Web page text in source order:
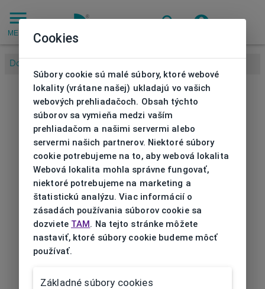
MENU
Domov
Cookies
Súbory cookie sú malé súbory, ktoré webové
lokality (vrátane našej) ukladajú vo vašich
webových prehliadačoch. Obsah týchto
súborov sa vymieňa medzi vaším
prehliadačom a našimi servermi alebo
servermi našich partnerov. Niektoré súbory
cookie potrebujeme na to, aby webová lokalita
Webová lokalita mohla správne fungovať,
niektoré potrebujeme na marketing a
štatistickú analýzu. Viac informácií o
zásadách používania súborov cookie sa
dozviete TAM. Na tejto stránke môžete
nastaviť, ktoré súbory cookie budeme môcť
používať.
Základné súbory cookies